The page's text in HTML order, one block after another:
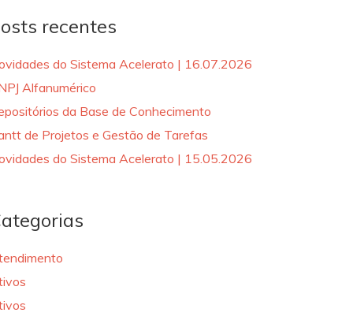
recentes
do Sistema Acelerato | 16.07.2026
Alfanumérico
da Base de Conhecimento
de Projetos e Gestão de Tarefas
do Sistema Acelerato | 15.05.2026